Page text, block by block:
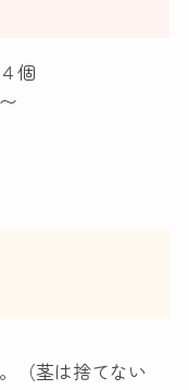
個
（茎は捨てない